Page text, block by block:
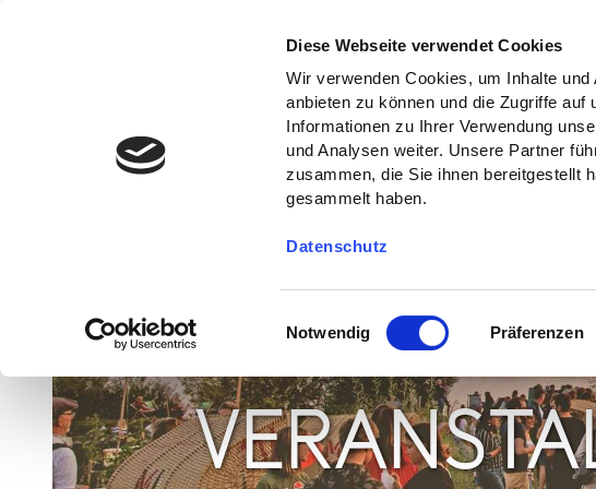
Diese Webseite verwendet Cookies
Wir verwenden Cookies, um Inhalte
anbieten zu können und die Zugriffe
Informationen zu Ihrer Verwendung
und Analysen weiter. Unsere Partner
zusammen, die Sie ihnen bereitgestellt
gesammelt haben.
Datenschutz
i
w
i
l
l
Notwendig Präferenzen